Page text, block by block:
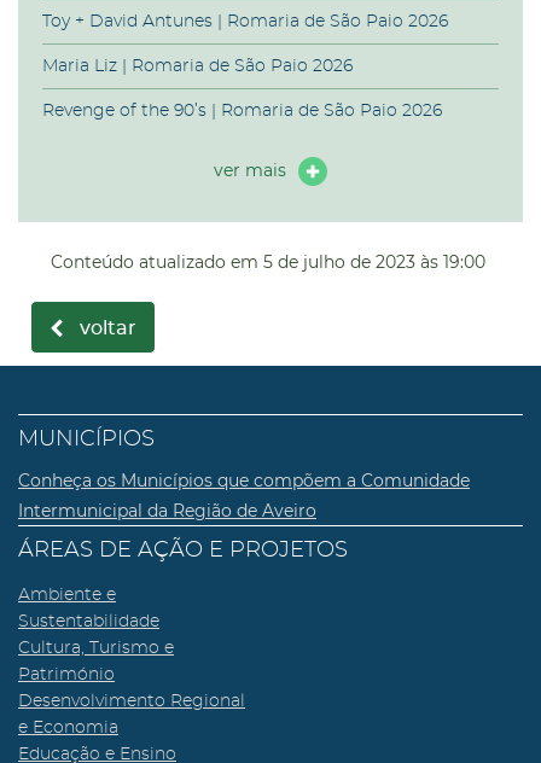
Toy + David Antunes | Romaria de São Paio 2026
Maria Liz | Romaria de São Paio 2026
Revenge of the 90’s | Romaria de São Paio 2026
ver mais
Conteúdo atualizado em 5 de julho de 2023 às 19:00
voltar
MUNICÍPIOS
Conheça os Municípios que compõem a Comunidade
Intermunicipal da Região de Aveiro
ÁREAS DE AÇÃO E PROJETOS
Ambiente e
Sustentabilidade
Cultura, Turismo e
Património
Desenvolvimento Regional
e Economia
Educação e Ensino